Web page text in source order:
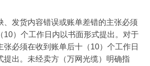
、发货内容错误或账单差错的主张必须
10）个工作日内以书面形式提出。对于
张必须在收到账单后十（10）个工作日
提出。未经卖方（万网光缆）明确指